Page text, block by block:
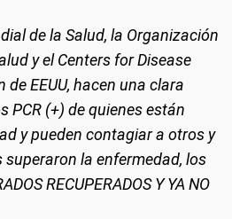
de la Salud, la Organización
y el Centers for Disease
EEUU, hacen una clara
PCR (+) de quienes están
y pueden contagiar a otros y
superaron la enfermedad, los
RECUPERADOS Y YA NO